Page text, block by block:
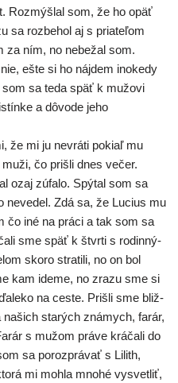
Rozmýšlal som, že ho opäť
sa roz­be­hol aj s pria­te­ľom
za ním, no nebe­žal som.
ešte si ho náj­dem ino­ke­dy
sa teda späť k mužo­vi
a dôvo­de jeho
že mi ju nevrá­ti pokiaľ mu
čo priš­li dnes večer.
ozaj zúfa­lo. Spýtal som sa
neve­del. Zdá sa, že Lucius mu
čo iné na prá­ci a tak som sa
sme späť k štvr­ti s rodin­ný­
sko­ro stra­ti­li, no on bol
kam ide­me, no zra­zu sme si
na ces­te. Prišli sme bliž­
sta­rých zná­mych, farár,
s mužom prá­ve krá­ča­li do
sa poroz­prá­vať s Lilith,
mi moh­la mno­hé vysvet­liť,